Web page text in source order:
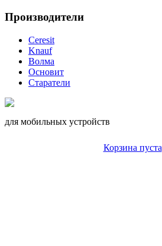
Производители
Ceresit
Knauf
Волма
Основит
Старатели
для мобильных устройств
Корзина пуста